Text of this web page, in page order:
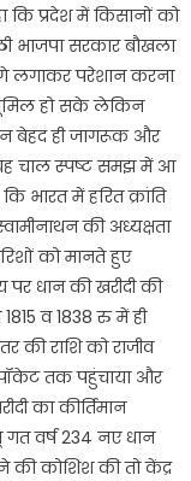
मिश्रा
ने
केंद्र
सरकार
को
आड़े
हाथ
कि प्रदेश में किसानों को
भाजपा सरकार बौखला
लगाकर परेशान करना
धूमिल हो सके लेकिन
बेहद ही जागरूक और
चाल स्पष्ट समझ में आ
कि भारत में हरित क्रांति
की अध्यक्षता
को मानते हुए
धान की खरीदी की
व 1838 रु में ही
की राशि को राजीव
तक पहुंचाया और
का कीर्तिमान
गत वर्ष 234 नए धान
की कोशिश की तो केंद्र